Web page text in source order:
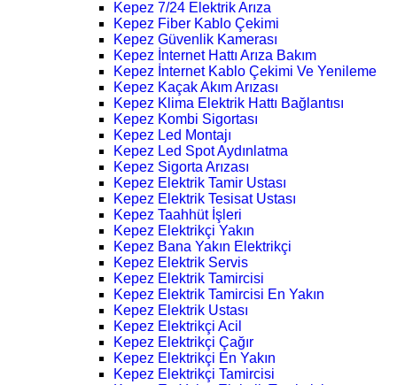
Kepez 7/24 Elektrik Arıza
Kepez Fiber Kablo Çekimi
Kepez Güvenlik Kamerası
Kepez İnternet Hattı Arıza Bakım
Kepez İnternet Kablo Çekimi Ve Yenileme
Kepez Kaçak Akım Arızası
Kepez Klima Elektrik Hattı Bağlantısı
Kepez Kombi Sigortası
Kepez Led Montajı
Kepez Led Spot Aydınlatma
Kepez Sigorta Arızası
Kepez Elektrik Tamir Ustası
Kepez Elektrik Tesisat Ustası
Kepez Taahhüt İşleri
Kepez Elektrikçi Yakın
Kepez Bana Yakın Elektrikçi
Kepez Elektrik Servis
Kepez Elektrik Tamircisi
Kepez Elektrik Tamircisi En Yakın
Kepez Elektrik Ustası
Kepez Elektrikçi Acil
Kepez Elektrikçi Çağır
Kepez Elektrikçi En Yakın
Kepez Elektrikçi Tamircisi